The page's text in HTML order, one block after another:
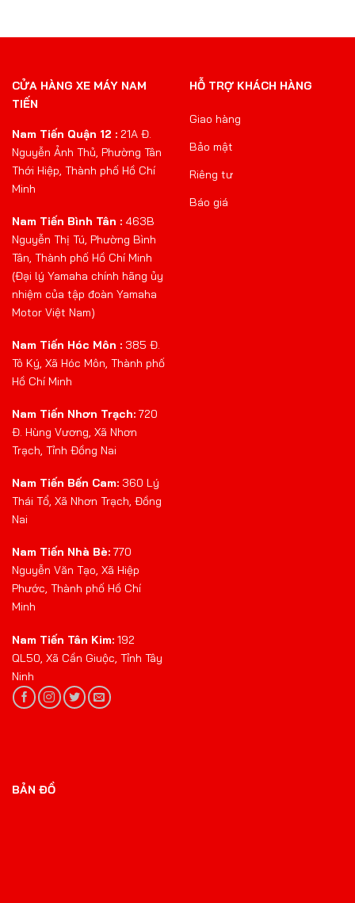
CỬA HÀNG XE MÁY NAM
TIẾN
Nam Tiến Quận 12 : 21A Đ.
Nguyễn Ảnh Thủ, Phường Tân
Thới Hiệp, Thành phố Hồ Chí
Minh
Nam Tiến Bình Tân : 463B
Nguyễn Thị Tú, Phường Bình
Tân, Thành phố Hồ Chí Minh
(Đại lý Yamaha chính hãng ủy
nhiệm của tập đoàn Yamaha
Motor Việt Nam)
Nam Tiến Hóc Môn : 385 Đ.
Tô Ký, Xã Hóc Môn, Thành phố
Hồ Chí Minh
Nam Tiến Nhơn Trạch: 720
Đ. Hùng Vương, Xã Nhơn
Trạch, Tỉnh Đồng Nai
Nam Tiến Bến Cam: 360 Lý
Thái Tổ, Xã Nhơn Trạch, Đồng
Nai
Nam Tiến Nhà Bè: 770
Nguyễn Văn Tạo, Xã Hiệp
Phước, Thành phố Hồ Chí
Minh
Nam Tiến Tân Kim: 192
QL50, Xã Cần Giuộc, Tỉnh Tây
Ninh
HỖ TRỢ KHÁCH HÀNG
Giao hàng
Bảo mật
Riêng tư
Báo giá
BẢN ĐỒ